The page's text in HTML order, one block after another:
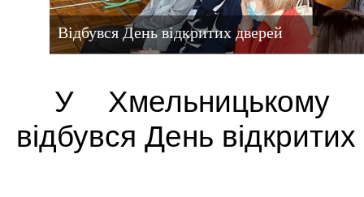
Відбувся День відкритих дверей
У Хмельницькому
відбувся День